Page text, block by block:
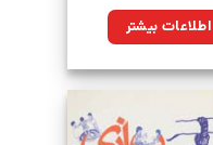
اطلاعات بیشتر